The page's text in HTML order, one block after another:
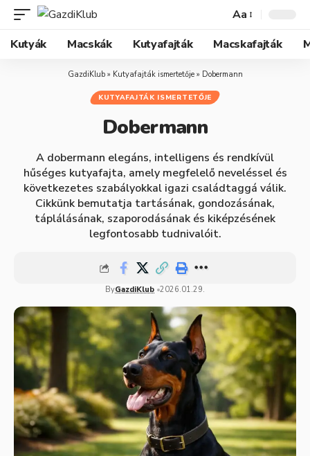
Aa
Kutyák
Macskák Kutyafajták Macskafajták
GazdiKlub» Kutyafajták ismertetője» Dobermann
KUTYAFAJTÁK ISMERTETŐJE
Dobermann
A dobermann elegáns, intelligens és rendkívül
hűséges kutyafajta, amely megfelelő neveléssel és
következetes szabályokkal igazi családtaggá válik.
Cikkünk bemutatja tartásának, gondozásának,
táplálásának, szaporodásának és kiképzésének
legfontosabb tudnivalóit.
ByGazdiKlub 2026.01.29.